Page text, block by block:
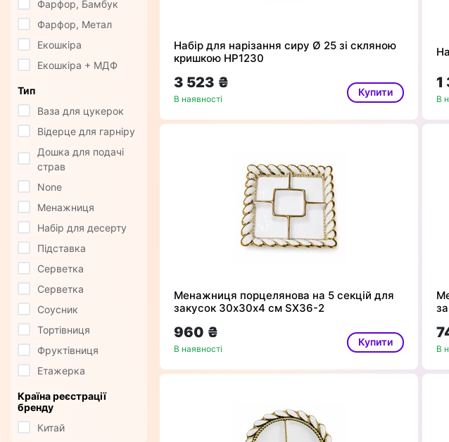
Фарфор, Бамбук
Фарфор, Метал
Екошкіра
Екошкіра + МДФ
Тип
Ваза для цукерок
Відерце для гарніру
Дошка для подачі
страв
None
Менажниця
Набір для десерту
Підставка
Серветка
Серветка
Соусник
Тортівниця
Фруктівниця
Етажерка
Країна реєстрації
бренду
Китай
Набір для нарізання сиру Ø 25 зі скляною
кришкою HP1230
3 523 ₴
В наявності
Купити
1
В
Менажниця порцелянова на 5 секцій для
закусок 30х30х4 см SX36-2
960 ₴
В наявності
Купити
В